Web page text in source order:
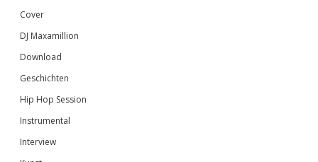
Cover
DJ Maxamillion
Download
Geschichten
Hip Hop Session
Instrumental
Interview